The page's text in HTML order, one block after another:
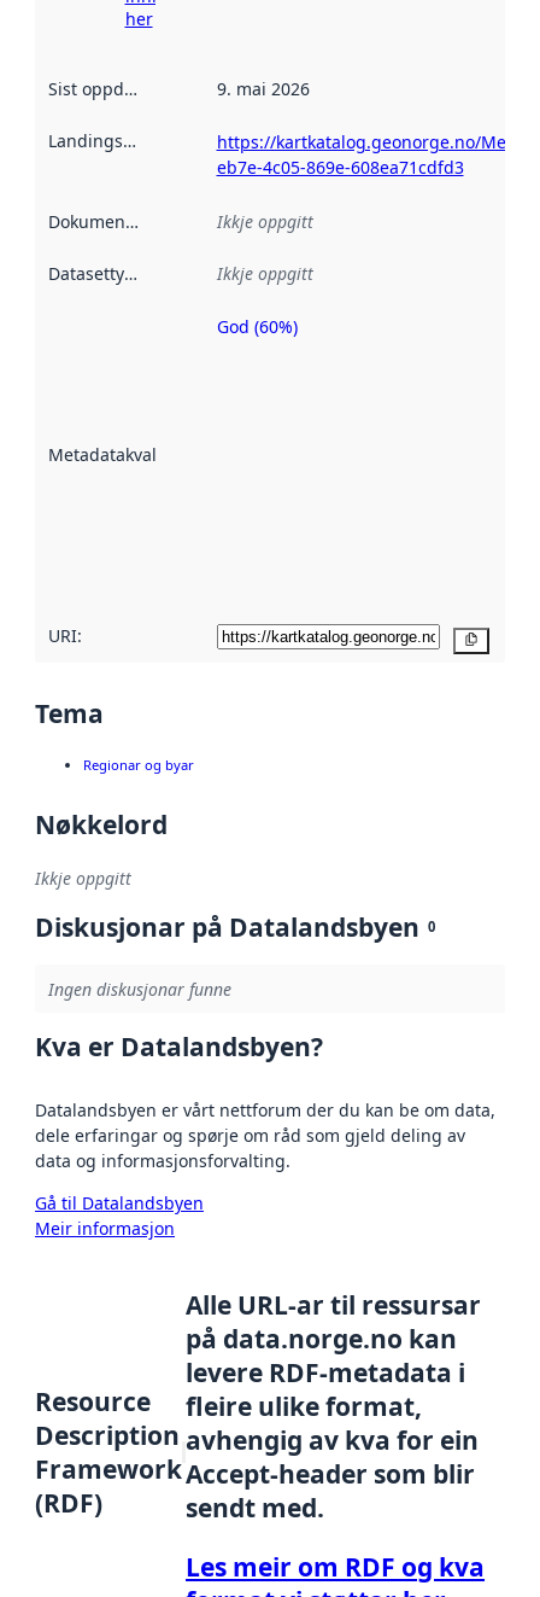
her
Sist oppdatert 9. mai 2026
Landingsside
https://kartkatalog.geonorge.no/
eb7e-4c05-869e-608ea71cdfd3
Dokumentasjon Ikkje oppgitt
Datasettype Ikkje oppgitt
Metadatakvalitet
Metadatakvalitet
God (60%)
URI:
Tema
Regionar og byar
Nøkkelord
Ikkje oppgitt
Diskusjonar på Datalandsbyen 0
Ingen diskusjonar funne
Kva er Datalandsbyen?
Datalandsbyen er vårt nettforum der du kan be om data,
dele erfaringar og spørje om råd som gjeld deling av
data og informasjonsforvalting.
Gå til Datalandsbyen
Meir informasjon
Resource
Description
Framework
(RDF)
Alle URL-ar til ressursar
på data.norge.no kan
levere RDF-metadata i
fleire ulike format,
avhengig av kva for ein
Accept-header som blir
sendt med.
Les meir om RDF og kva